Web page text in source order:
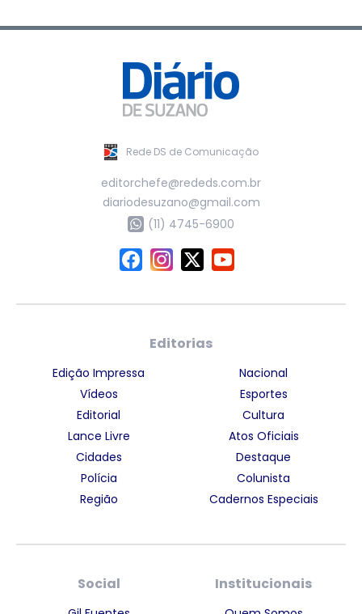
Rede DS de Comunicação
editorchefe@rededs.com.br
diariodesuzano@gmail.com
(11) 4745-6900
Editorias
Edição Impressa
Vídeos
Editorial
Lance Livre
Cidades
Polícia
Região
Nacional
Esportes
Cultura
Atos Oficiais
Destaque
Colunista
Cadernos Especiais
Social Institucionais